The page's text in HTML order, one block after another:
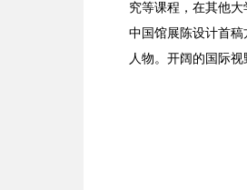
究等课程，在其他
中国馆展陈设计首
人物。开阔的国际